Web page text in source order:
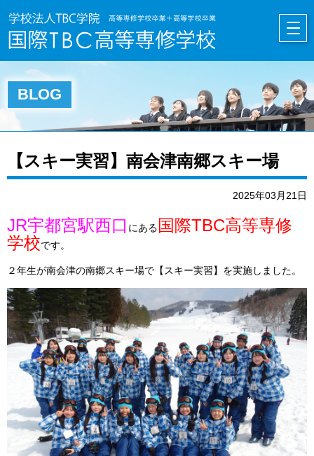
BLOG
【スキー実習】南会津南郷スキー場
2025年03月21日
JR宇都宮駅西口 にある国際TBC高等専修
学校です。
２年生が南会津の南郷スキー場で【スキー実習】を実施しました。